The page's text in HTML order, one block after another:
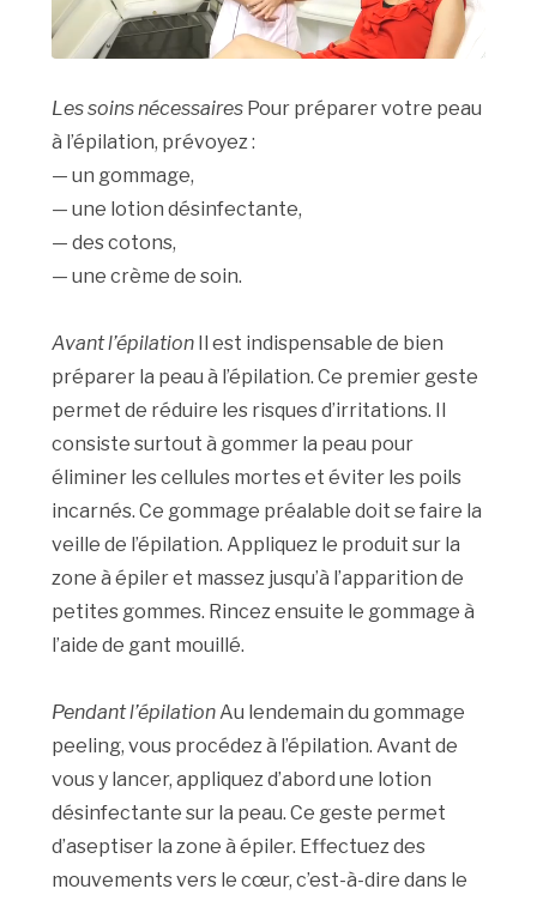
Les soins nécessaires Pour préparer votre peau
à l’épilation, prévoyez :
— un gommage,
— une lotion désinfectante,
— des cotons,
— une crème de soin.
Avant l’épilation Il est indispensable de bien
préparer la peau à l’épilation. Ce premier geste
permet de réduire les risques d’irritations. Il
consiste surtout à gommer la peau pour
éliminer les cellules mortes et éviter les poils
incarnés. Ce gommage préalable doit se faire la
veille de l’épilation. Appliquez le produit sur la
zone à épiler et massez jusqu’à l’apparition de
petites gommes. Rincez ensuite le gommage à
l’aide de gant mouillé.
Pendant l’épilationAu lendemain du gommage
peeling, vous procédez à l’épilation. Avant de
vous y lancer, appliquez d’abord une lotion
désinfectante sur la peau. Ce geste permet
d’aseptiser la zone à épiler. Effectuez des
mouvements vers le cœur, c’est-à-dire dans le